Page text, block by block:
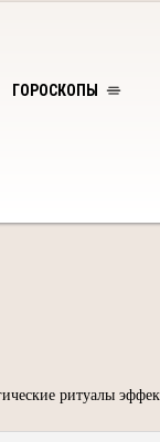
ГОРОСКОПЫ
ритуалы